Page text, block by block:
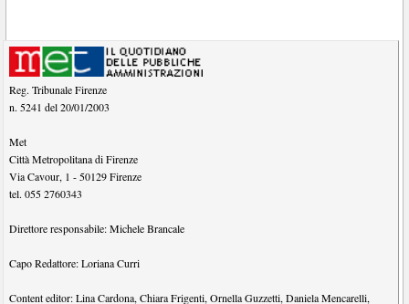
Reg. Tribunale Firenze
n. 5241 del 20/01/2003
Met
Città Metropolitana di Firenze
Via Cavour, 1 -50129 Firenze
tel.055 2760343
Direttore responsabile:Michele Brancale
Capo Redattore:Loriana Curri
Content editor:Lina Cardona,Chiara Frigenti,Ornella Guzzetti,Daniela Mencarelli,